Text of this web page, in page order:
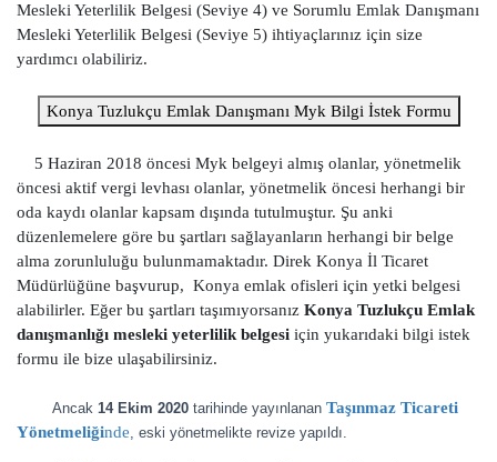
Mesleki Yeterlilik Belgesi (Seviye 4) ve Sorumlu Emlak Danışmanı
Mesleki Yeterlilik Belgesi (Seviye 5) ihtiyaçlarınız için size
yardımcı olabiliriz.
Konya Tuzlukçu Emlak Danışmanı Myk Bilgi İstek Formu
5 Haziran 2018 öncesi Myk belgeyi almış olanlar, yönetmelik
öncesi aktif vergi levhası olanlar, yönetmelik öncesi herhangi bir
oda kaydı olanlar kapsam dışında tutulmuştur. Şu anki
düzenlemelere göre bu şartları sağlayanların herhangi bir belge
alma zorunluluğu bulunmamaktadır. Direk Konya İl Ticaret
Müdürlüğüne başvurup, Konya emlak ofisleri için yetki belgesi
alabilirler. Eğer bu şartları taşımıyorsanız Konya Tuzlukçu Emlak
danışmanlığı mesleki yeterlilik belgesi için yukarıdaki bilgi istek
formu ile bize ulaşabilirsiniz.
Ancak 14 Ekim 2020 tarihinde yayınlanan Taşınmaz Ticareti
Yönetmeliğinde, eski yönetmelikte revize yapıldı.